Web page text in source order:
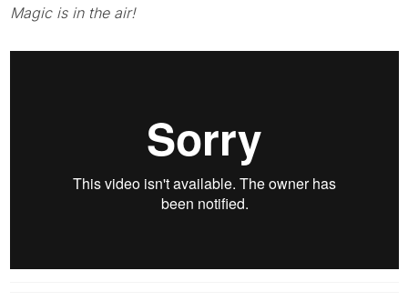
Magic is in the air!